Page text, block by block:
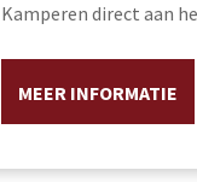
Kamperen direct aan
MEER INFORMATIE